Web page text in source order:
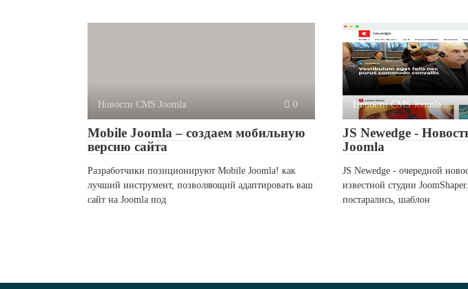
Новости CMS Joomla 0
Mobile Joomla – создаем мобильную
версию сайта
Разработчики позиционируют Mobile Joomla! как
лучший инструмент, позволяющий адаптировать ваш
сайт на Joomla под
Новости CMS Joomla
JS Newedge -
Joomla
JS Newedge - очередной
известной студии
постарались, шаблон